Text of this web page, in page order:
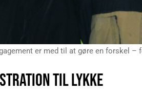
er med til at gøre en forskel
TIL LYKKE